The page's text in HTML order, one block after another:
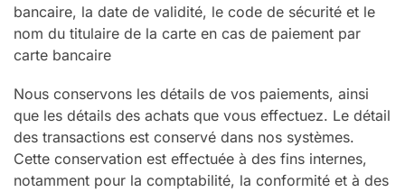
bancaire, la date de validité, le code de sécurité et le
nom du titulaire de la carte en cas de paiement par
carte bancaire
Nous conservons les détails de vos paiements, ainsi
que les détails des achats que vous effectuez. Le détail
des transactions est conservé dans nos systèmes.
Cette conservation est effectuée à des fins internes,
notamment pour la comptabilité, la conformité et à des